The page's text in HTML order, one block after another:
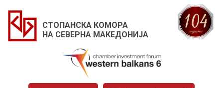
СТОПАНСКА КОМОРА
НА СЕВЕРНА МАКЕДОНИЈА